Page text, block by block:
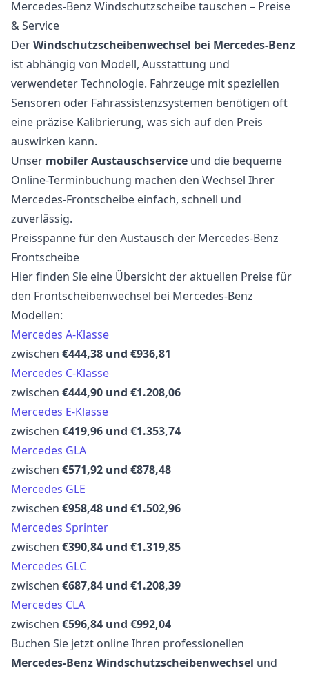
Mercedes-Benz Windschutzscheibe tauschen – Preise
& Service
DerWindschutzscheibenwechsel bei Mercedes-Benz
ist abhängig von Modell, Ausstattung und
verwendeter Technologie. Fahrzeuge mit speziellen
Sensoren oder Fahrassistenzsystemen benötigen oft
eine präzise Kalibrierung, was sich auf den Preis
auswirken kann.
Unser mobiler Austauschservice und die bequeme
Online-Terminbuchung machen den Wechsel Ihrer
Mercedes-Frontscheibe einfach, schnell und
zuverlässig.
Preisspanne für den Austausch der Mercedes-Benz
Frontscheibe
Hier finden Sie eine Übersicht der aktuellen Preise für
den Frontscheibenwechsel bei Mercedes-Benz
Modellen:
Mercedes A-Klasse
zwischen €444,38 und €936,81
Mercedes C-Klasse
zwischen €444,90 und €1.208,06
Mercedes E-Klasse
zwischen €419,96 und €1.353,74
Mercedes GLA
zwischen €571,92 und €878,48
Mercedes GLE
zwischen €958,48 und €1.502,96
Mercedes Sprinter
zwischen €390,84 und €1.319,85
Mercedes GLC
zwischen €687,84 und €1.208,39
Mercedes CLA
zwischen €596,84 und €992,04
Buchen Sie jetzt online Ihren professionellen
Mercedes-Benz Windschutzscheibenwechsel und